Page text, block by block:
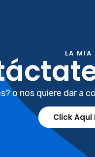
LA MIA
o nos quiere dar a
Click